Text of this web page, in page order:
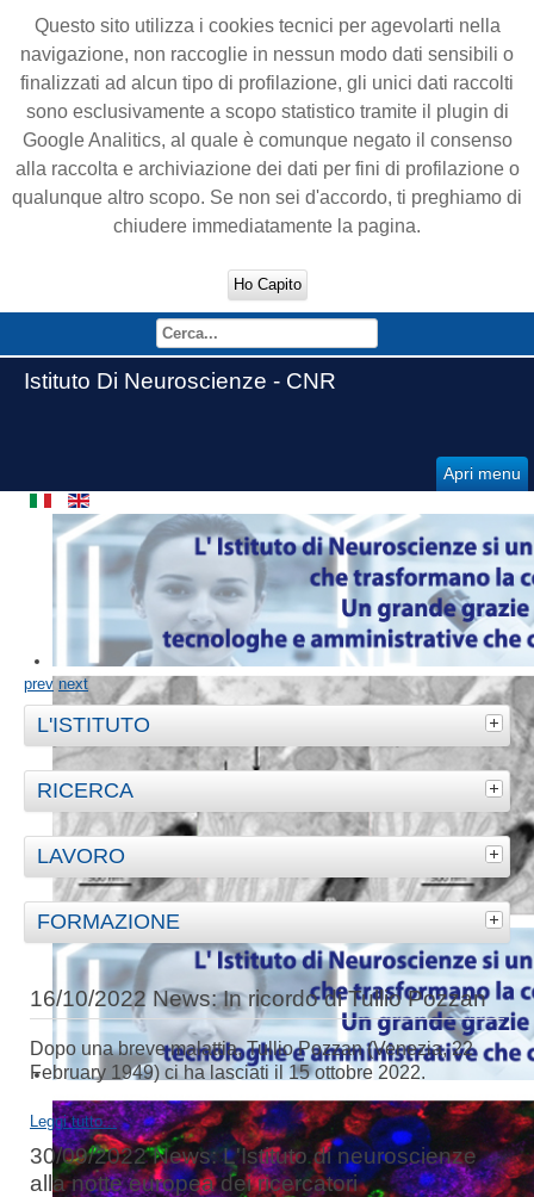
Questo sito utilizza i cookies tecnici per agevolarti nella
navigazione, non raccoglie in nessun modo dati sensibili o
finalizzati ad alcun tipo di profilazione, gli unici dati raccolti
sono esclusivamente a scopo statistico tramite il plugin di
Google Analitics, al quale è comunque negato il consenso
alla raccolta e archiviazione dei dati per fini di profilazione o
qualunque altro scopo. Se non sei d'accordo, ti preghiamo di
chiudere immediatamente la pagina.
Ho Capito
Istituto Di Neuroscienze - CNR
Apri menu
prev next
L'ISTITUTO
RICERCA
LAVORO
FORMAZIONE
16/10/2022 News: In ricordo di Tullio Pozzan
Dopo una breve malattia, Tullio Pozzan (Venezia, 22
February 1949) ci ha lasciati il 15 ottobre 2022.
Leggi tutto...
30/09/2022 News: L'Istituto di neuroscienze
alla notte europea dei ricercatori